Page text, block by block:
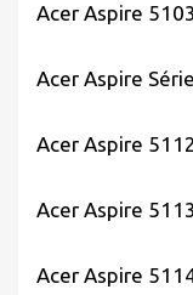
Acer Aspire
Acer Aspire
Acer Aspire
Acer Aspire
Acer Aspire